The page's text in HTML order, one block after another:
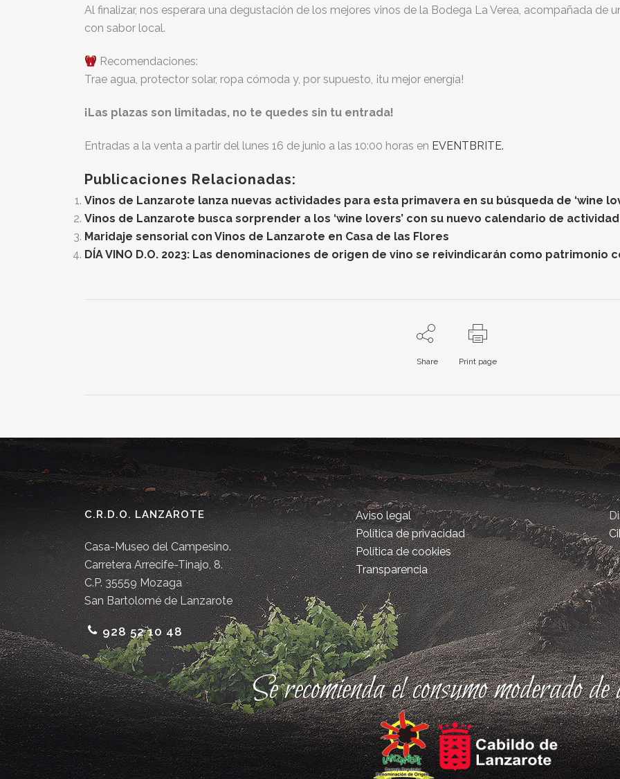
Al finalizar, nos esperara una degustación de los mejores vinos de la Bodega La Verea, acompañada de
con sabor local.
Recomendaciones:
Trae agua, protector solar, ropa cómoda y, por supuesto, ¡tu mejor energía!
¡Las plazas son limitadas, no te quedes sin tu entrada!
Entradas a la venta a partir del lunes 16 de junio a las 10:00 horas en EVENTBRITE.
Publicaciones Relacionadas:
Vinos de Lanzarote lanza nuevas actividades para esta primavera en su búsqueda de ‘wine
Vinos de Lanzarote busca sorprender a los ‘wine lovers’ con su nuevo calendario de
Maridaje sensorial con Vinos de Lanzarote en Casa de las Flores
DÍA VINO D.O. 2023: Las denominaciones de origen de vino se reivindicarán como patrimonio
Share Print page
C.R.D.O. LANZAROTE
Casa-Museo del Campesino.
Carretera Arrecife-Tinajo, 8.
C.P. 35559 Mozaga
San Bartolomé de Lanzarote
928 52 10 48
Aviso legal
Política de privacidad
Política de cookies
Transparencia
Se recomienda el consumo moderado de